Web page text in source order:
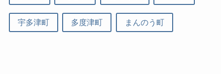
宇多津町 多度津町 まんのう町